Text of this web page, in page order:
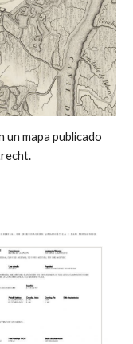
un mapa publicado